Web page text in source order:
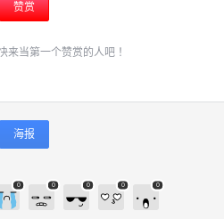
赞赏
来当第一个赞赏的人吧！
海报
0 0 0 0 0